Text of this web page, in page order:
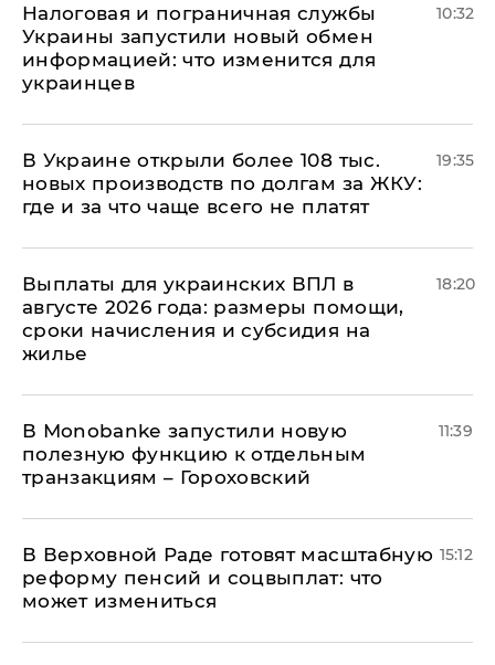
Налоговая и пограничная службы
Украины запустили новый обмен
информацией: что изменится для
украинцев
10:32
В Украине открыли более 108 тыс.
новых производств по долгам за ЖКУ:
где и за что чаще всего не платят
19:35
Выплаты для украинских ВПЛ в
августе 2026 года: размеры помощи,
сроки начисления и субсидия на
жилье
18:20
В Мonobankе запустили новую
полезную функцию к отдельным
транзакциям – Гороховский
11:39
В Верховной Раде готовят масштабную
реформу пенсий и соцвыплат: что
может измениться
15:12